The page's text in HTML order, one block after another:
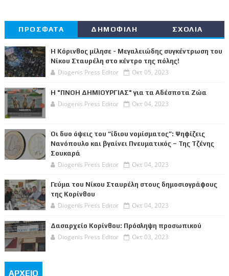
ΠΡΟΣΦΑΤΑ ΔΗΜΟΦΙΛΗ ΣΧΟΛΙΑ
Η Κόρινθος μίλησε - Μεγαλειώδης συγκέντρωση του
Νίκου Σταυρέλη στο κέντρο της πόλης!
Diogenis Press Editor Οκτ 05, 2023
Η "ΠΝΟΗ ΔΗΜΙΟΥΡΓΙΑΣ" για τα Αδέσποτα Ζώα
Diogenis Press Editor Οκτ 04, 2023
Οι δυο όψεις του “ίδιου νομίσματος”: Ψηφίζεις
Νανόπουλο και βγαίνει Πνευματικός – Της Τζένης
Σουκαρά
Diogenis Press Editor Οκτ 04, 2023
Γεύμα του Νίκου Σταυρέλη στους δημοσιογράφους
της Κορίνθου
Diogenis Press Editor Οκτ 04, 2023
Δασαρχείο Κορίνθου: Πρόσληψη προσωπικού
Diogenis Press Editor Οκτ 03, 2023
ΑΡΧΕΙΟ